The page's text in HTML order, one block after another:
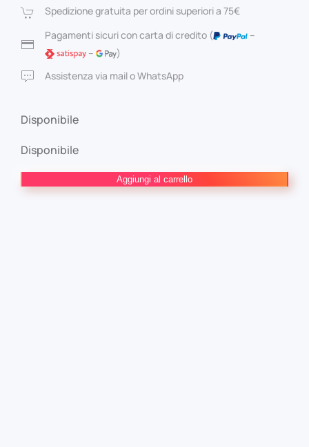
originale
era:
4,00 €.
attuale
è:
Spedizione gratuita per ordini superiori a 75€
Pagamenti sicuri con carta di credito (
–
–
)
Assistenza via mail o WhatsApp
Disponibile
Disponibile
Hulk
Aggiungi al carrello